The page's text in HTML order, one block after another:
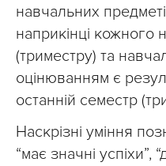
навчальних
наприкінці кожного
(триместру) та
оцінюванням є
останній семестр
Наскрізні уміння
“має значні успіхи”,